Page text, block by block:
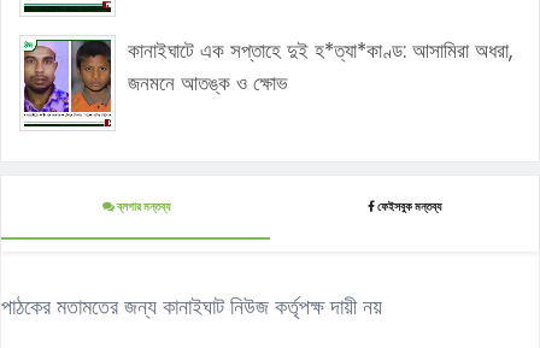
কানাইঘাটে এক সপ্তাহে দুই হ*ত্যা*কাণ্ড: আসামিরা অধরা,
জনমনে আতঙ্ক ও ক্ষোভ
ব্লগার মন্তব্য ফেইসবুক মন্তব্য
পাঠকের মতামতের জন্য কানাইঘাট নিউজ কর্তৃপক্ষ দায়ী নয়